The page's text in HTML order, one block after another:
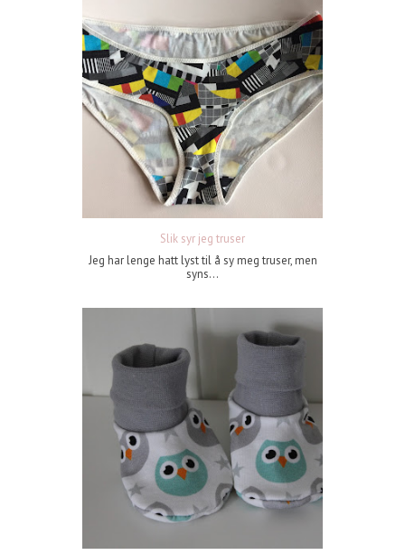
Slik syr jeg truser
Jeg har lenge hatt lyst til å sy meg truser, men
syns...